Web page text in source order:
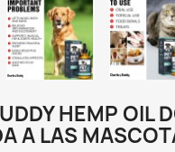
HЕMP ОIL
A LAS